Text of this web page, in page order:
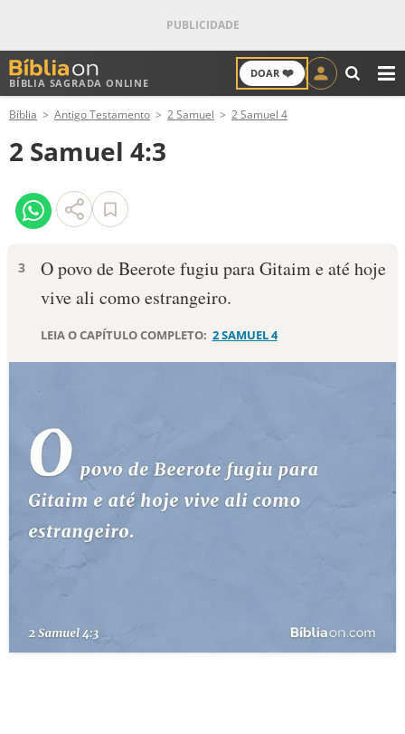
BÍBLIA SAGRADA ONLINE
DOAR ❤️
ANTIGO TESTAMENTO
NOVO TESTAMENTO
VERSÍCULOS
PALAVRA DO DIA
10 MANDAMENTOS
ESTUDOS BÍBLICOS
ESBOÇOS DE PREGAÇÃO
PERGUNTE À BÍBLIA
Bíblia Antigo Testamento 2 Samuel 2 Samuel 4
2 Samuel 4:3
3
O povo de Beerote fugiu para Gitaim e até hoje
vive ali como estrangeiro.
LEIA O CAPÍTULO COMPLETO: 2 SAMUEL 4